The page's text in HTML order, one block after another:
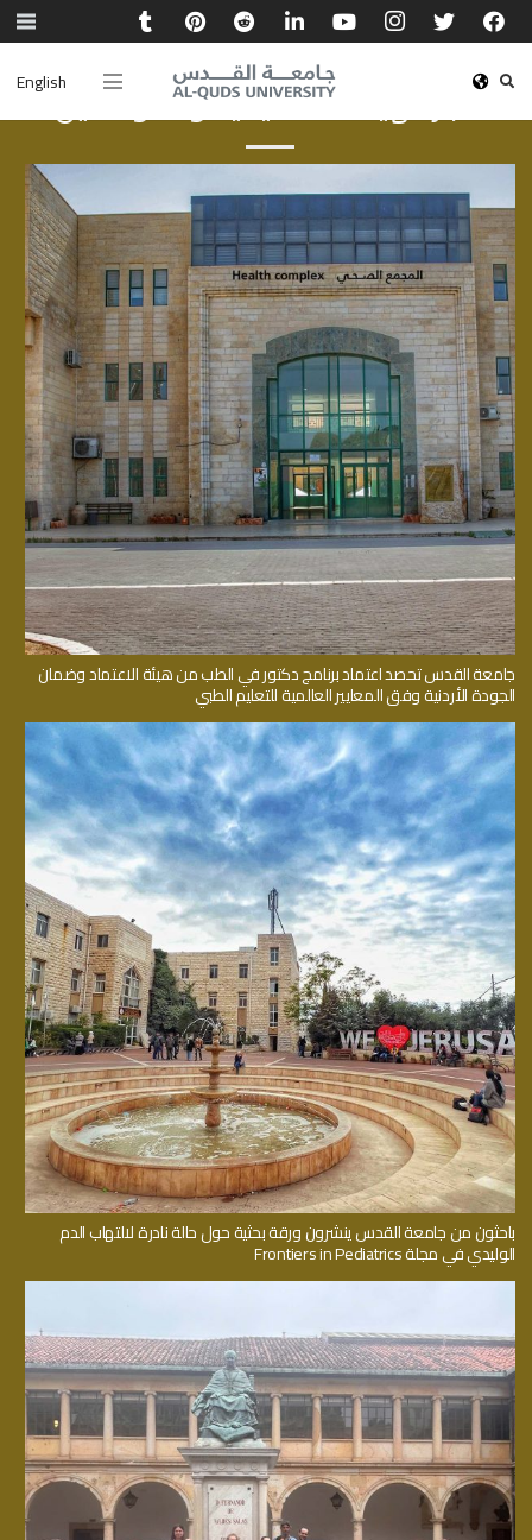
Englishأخبار الهيئة الأكاديمية والموظفين
جامعة القدس تحصد اعتماد برنامج دكتور في الطب من هيئة الاعتماد وضمان
الجودة الأردنية وفق المعايير العالمية للتعليم الطبي
باحثون من جامعة القدس ينشرون ورقة بحثية حول حالة نادرة لالتهاب الدم
الوليدي في مجلة Frontiers in Pediatrics